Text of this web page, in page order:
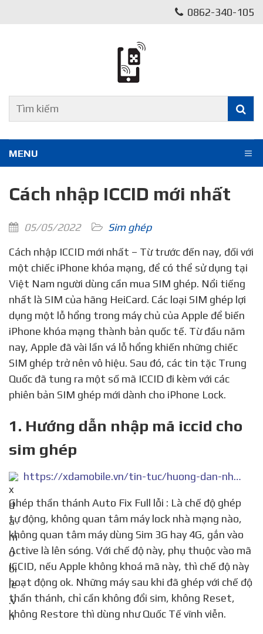
0862-340-105
MENU
Cách nhập ICCID mới nhất
05/05/2022
Sim ghép
Cách nhập ICCID mới nhất – Từ trước đến nay, đối với
một chiếc iPhone khóa mạng, để có thể sử dụng tại
Việt Nam người dùng cần mua SIM ghép. Nổi tiếng
nhất là SIM của hãng HeiCard. Các loại SIM ghép lợi
dụng một lỗ hổng trong máy chủ của Apple để biến
iPhone khóa mạng thành bản quốc tế. Từ đầu năm
nay, Apple đã vài lần vá lỗ hổng khiến những chiếc
SIM ghép trở nên vô hiệu. Sau đó, các tin tặc Trung
Quốc đã tung ra một số mã ICCID đi kèm với các
phiên bản SIM ghép mới dành cho iPhone Lock.
1. Hướng dẫn nhập mã iccid cho
sim ghép
https://xdamobile.vn/tin-tuc/huong-dan-nhap-ma-iccid-cho-sim-ghep-1132.html
Ghép thần thánh Auto Fix Full lỗi : Là chế độ ghép
tự động, không quan tâm máy lock nhà mạng nào,
không quan tâm máy dùng Sim 3G hay 4G, gắn vào
Active là lên sóng. Với chế độ này, phụ thuộc vào mã
ICCID, nếu Apple không khoá mã này, thì chế độ này
hoạt động ok. Những máy sau khi đã ghép với chế độ
thần thánh, chỉ cần không đổi sim, không Reset,
không Restore thì dùng như Quốc Tế vĩnh viễn.